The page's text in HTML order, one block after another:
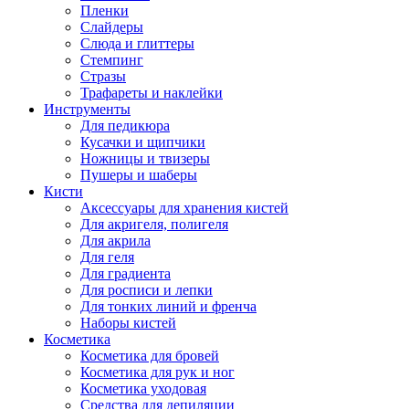
Пленки
Слайдеры
Слюда и глиттеры
Стемпинг
Стразы
Трафареты и наклейки
Инструменты
Для педикюра
Кусачки и щипчики
Ножницы и твизеры
Пушеры и шаберы
Кисти
Аксессуары для хранения кистей
Для акригеля, полигеля
Для акрила
Для геля
Для градиента
Для росписи и лепки
Для тонких линий и френча
Наборы кистей
Косметика
Косметика для бровей
Косметика для рук и ног
Косметика уходовая
Средства для депиляции